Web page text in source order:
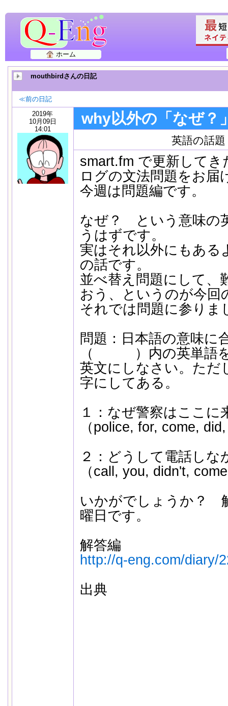
ホーム
mouthbirdさんの日記
≪前の日記
2019年
10月09日
14:01
why以外の「なぜ？
英語の話題
smart.fm で更新して
ログの文法問題をお届
今週は問題編です。
なぜ？ という意味の
うはずです。
実はそれ以外にもある
の話です。
並べ替え問題にして、
おう、というのが今回
それでは問題に参りま
問題：日本語の意味に
（ ）内の英単語を
英文にしなさい。ただ
字にしてある。
１：なぜ警察はここに
（police, for, come,
２：どうして電話しな
（call, you, didn't,
いかがでしょうか？
曜日です。
解答編
http://q-eng.com/diary/
出典